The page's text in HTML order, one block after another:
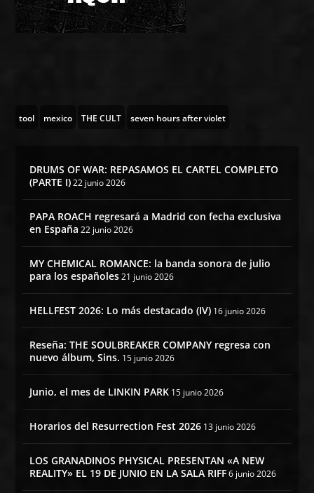
tool mexico THE CULT seven hours after violet
DRUMS OF WAR: REPASAMOS EL CARTEL COMPLETO
(PARTE I) 22 junio 2026
PAPA ROACH regresará a Madrid con fecha exclusiva
en España 22 junio 2026
MY CHEMICAL ROMANCE: la banda sonora de julio
para los españoles 21 junio 2026
HELLFEST 2026: Lo más destacado (IV) 16 junio 2026
Reseña: THE SOULBREAKER COMPANY regresa con
nuevo álbum, Sins. 15 junio 2026
Junio, el mes de LINKIN PARK 15 junio 2026
Horarios del Resurrection Fest 2026 13 junio 2026
LOS GRANADINOS PHYSICAL PRESENTAN «A NEW
REALITY» EL 19 DE JUNIO EN LA SALA RIFF 6 junio 2026